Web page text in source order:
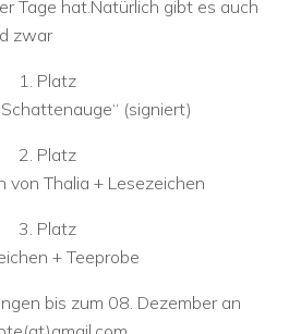
Tage hat.Natürlich gibt es auch
zwar
1. Platz
(signiert)
2. Platz
von Thalia + Lesezeichen
3. Platz
+ Teeprobe
bis zum 08. Dezember an